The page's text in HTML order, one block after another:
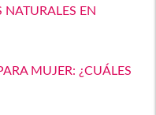
EN
MUJER: ¿CUÁLES